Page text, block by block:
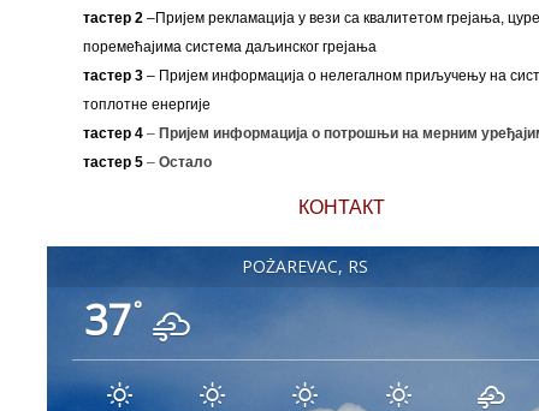
тастер 2–Пријем рекламација у вези са квалитетом грејања,
поремећајима система даљинског грејања
тастер 3– Пријем информација о нелегалном приључењу на
топлотне енергије
тастер 4 – Пријем информација о потрошњи на мерним
тастер 5 – Остало
КОНТАКТ
POŽAREVAC, RS
37°